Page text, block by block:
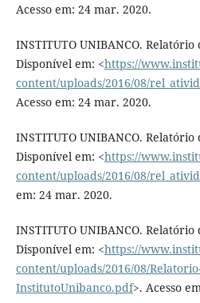
Acesso em: 24 mar. 2020.
INSTITUTO UNIBANCO.
Disponível em: <https://
content/uploads/2016/08/
Acesso em: 24 mar. 2020.
INSTITUTO UNIBANCO.
Disponível em: <https://
content/uploads/2016/08/
em: 24 mar. 2020.
INSTITUTO UNIBANCO.
Disponível em: <https://
content/uploads/2016/08/
InstitutoUnibanco.pdf>. Acesso